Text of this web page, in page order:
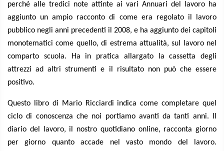
perché alle tredici note attinte ai vari Annuari del lavoro ha
aggiunto un ampio racconto di come era regolato il lavoro
pubblico negli anni precedenti il 2008, e ha aggiunto dei capitoli
monotematici come quello, di estrema attualità, sul lavoro nel
comparto scuola. Ha in pratica allargato la cassetta degli
attrezzi ad altri strumenti e il risultato non può che essere
positivo.
Questo libro di Mario Ricciardi indica come completare quel
ciclo di conoscenza che noi portiamo avanti da tanti anni. Il
diario del lavoro, il nostro quotidiano online, racconta giorno
per giorno quanto accade nel vasto mondo del lavoro.